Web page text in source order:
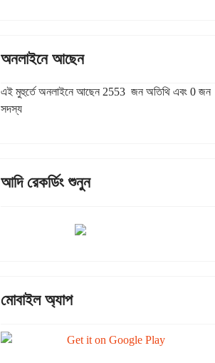
অনলাইনে আছেন
এই মুহুর্তে অনলাইনে আছেন 2553 জন অতিথি এবং 0 জন
সদস্য
আদি রেকর্ডিং শুনুন
মোবাইল অ্যাপ